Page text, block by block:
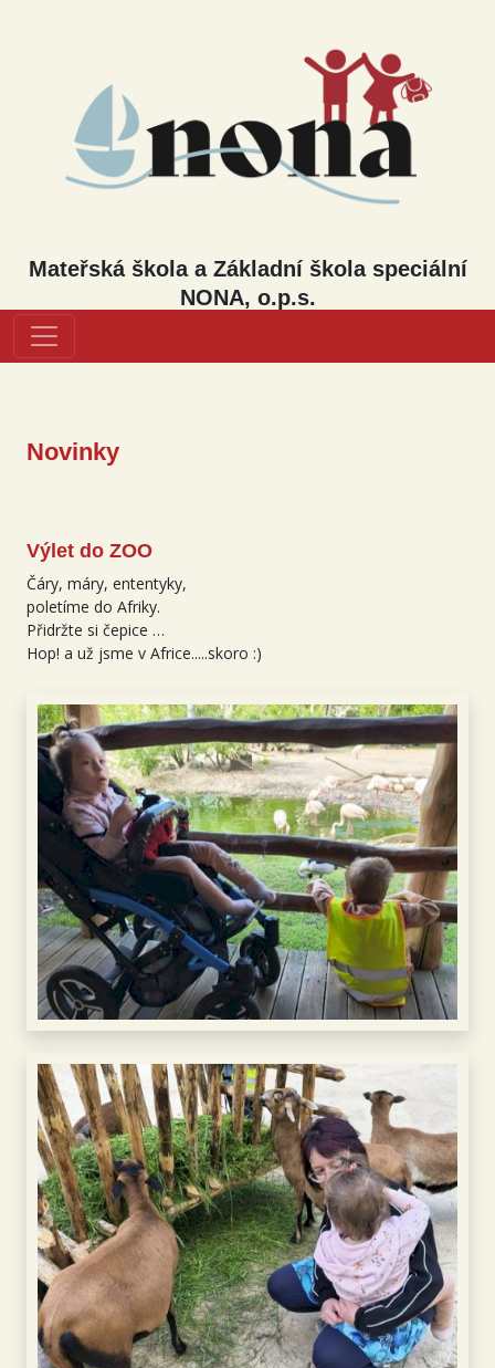
Mateřská škola a Základní škola speciální
NONA, o.p.s.
Novinky
Výlet do ZOO
Čáry, máry, ententyky,
poletíme do Afriky.
Přidržte si čepice …
Hop! a už jsme v Africe.....skoro :)